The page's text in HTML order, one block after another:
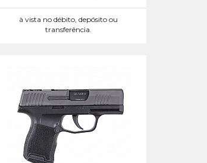
à vista no débito, depósito ou
transferência.